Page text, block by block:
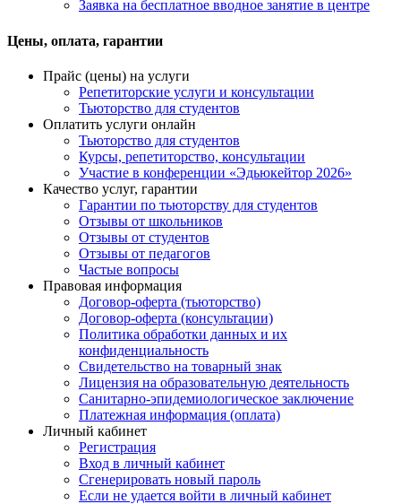
Заявка на бесплатное вводное занятие в центре
Цены, оплата, гарантии
Прайс (цены) на услуги
Репетиторские услуги и консультации
Тьюторство для студентов
Оплатить услуги онлайн
Тьюторство для студентов
Курсы, репетиторство, консультации
Участие в конференции «Эдьюкейтор 2026»
Качество услуг, гарантии
Гарантии по тьюторству для студентов
Отзывы от школьников
Отзывы от студентов
Отзывы от педагогов
Частые вопросы
Правовая информация
Договор-оферта (тьюторство)
Договор-оферта (консультации)
Политика обработки данных и их
конфиденциальность
Свидетельство на товарный знак
Лицензия на образовательную деятельность
Санитарно-эпидемиологическое заключение
Платежная информация (оплата)
Личный кабинет
Регистрация
Вход в личный кабинет
Сгенерировать новый пароль
Если не удается войти в личный кабинет